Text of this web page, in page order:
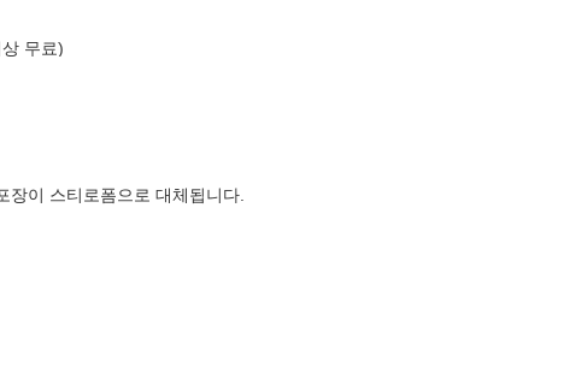
무료)
장이 스티로폼으로 대체됩니다.